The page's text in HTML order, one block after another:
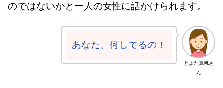
のではないかと一人の女性に話かけられます。
とよた真帆さ
ん
あなた、何してるの！